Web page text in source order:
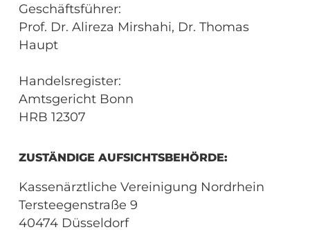
Geschäftsführer:
Prof. Dr. Alireza Mirshahi, Dr. Thomas
Haupt
Handelsregister:
Amtsgericht Bonn
HRB 12307
ZUSTÄNDIGE AUFSICHTSBEHÖRDE:
Kassenärztliche Vereinigung Nordrhein
Tersteegenstraße 9
40474 Düsseldorf